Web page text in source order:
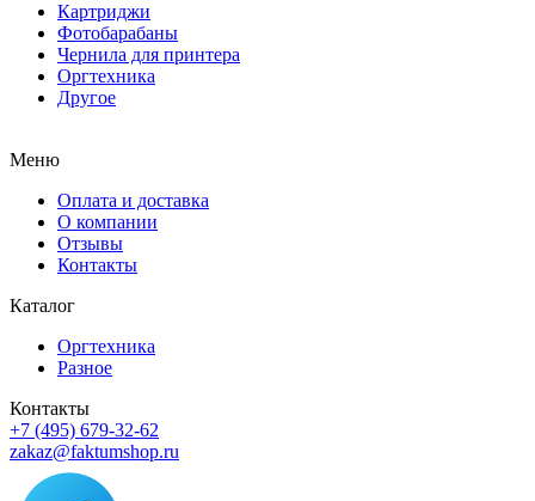
Картриджи
Фотобарабаны
Чернила для принтера
Оргтехника
Другое
Меню
Оплата и доставка
О компании
Отзывы
Контакты
Каталог
Оргтехника
Разное
Контакты
+7 (495) 679-32-62
zakaz@faktumshop.ru